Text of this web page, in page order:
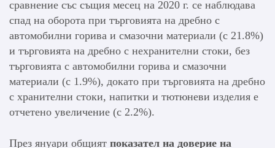
сравнение със същия месец на 2020 г. се наблюдава
спад на оборота при търговията на дребно с
автомобилни горива и смазочни материали (с 21.8%)
и търговията на дребно с нехранителни стоки, без
търговията с автомобилни горива и смазочни
материали (с 1.9%), докато при търговията на дребно
с хранителни стоки, напитки и тютюневи изделия е
отчетено увеличение (с 2.2%).
През януари общият показател на доверие на